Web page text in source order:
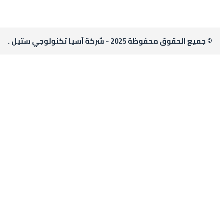
© جميع الحقوق محفوظة 2025 - شركة آسيا تكنولوجي ستيل .